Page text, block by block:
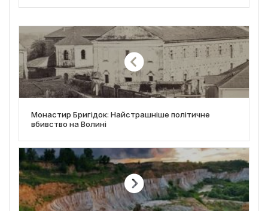
Монастир Бригідок: Найстрашніше політичне
вбивство на Волині